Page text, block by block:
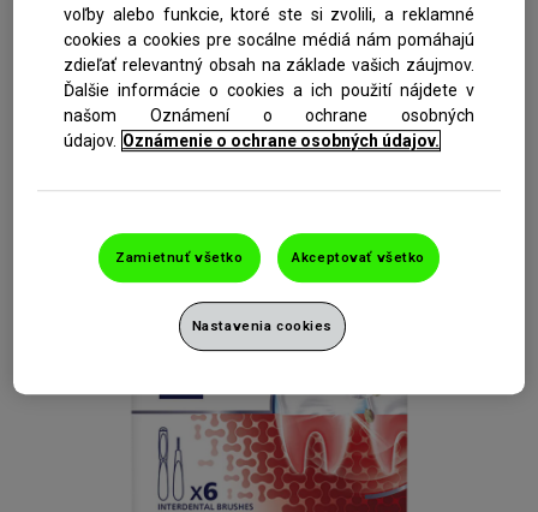
voľby alebo funkcie, ktoré ste si zvolili, a reklamné
cookies a cookies pre socálne médiá nám pomáhajú
zdieľať relevantný obsah na základe vašich záujmov.
Ďalšie informácie o cookies a ich použití nájdete v
našom Oznámení o ochrane osobných
údajov. Oznámenie o ochrane osobných údajov.
Zamietnuť všetko Akceptovať všetko
Nastavenia cookies